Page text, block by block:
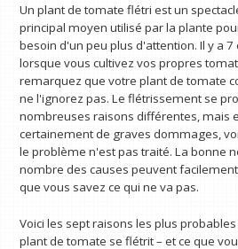
Un plant de tomate flétri est un
principal moyen utilisé par la plante
besoin d'un peu plus d'attention. Il y a
lorsque vous cultivez vos propres
remarquez que votre plant de tomate
ne l'ignorez pas. Le flétrissement se
nombreuses raisons différentes, mais
certainement de graves dommages,
le problème n'est pas traité. La bonne
nombre des causes peuvent
que vous savez ce qui ne va pas.
Voici les sept raisons les plus
plant de tomate se flétrit – et ce que